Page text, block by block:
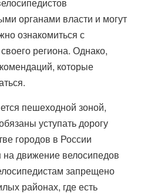
органами власти и могут
ознакомиться с
региона. Однако,
которые
пешеходной зоной,
уступать дорогу
городов в России
движение велосипедов
запрещено
районах, где есть